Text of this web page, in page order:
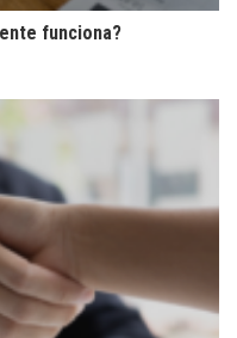
funciona?